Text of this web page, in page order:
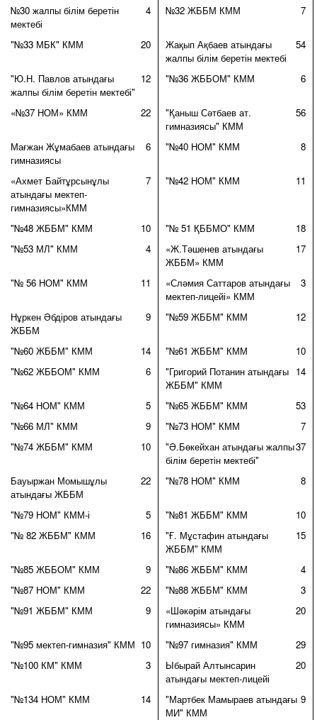
№30 жалпы білім беретін
мектебі
4 №32 ЖББМ КММ 7
"№33 МБК" КММ 20
Жақып Ақбаев атындағы
жалпы білім беретін мектебі
54
"Ю.Н. Павлов атындағы
жалпы білім беретін мектебі"
12 "№36 ЖББОМ" КММ 6
«№37 НОМ» КММ 22
"Қаныш Сәтбаев ат.
гимназиясы" КММ
56
Мағжан Жұмабаев атындағы
гимназиясы
6 "№40 НОМ" КММ 8
«Ахмет Байтұрсынұлы
атындағы мектеп-
гимназиясы»КММ
7 "№42 НОМ" КММ 11
"№48 ЖББМ" КММ 10 "№ 51 ҚББМО" КММ
18
"№53 МЛ" КММ
4
«Ж.Тәшенев атындағы
ЖББМ» КММ
17
"№ 56 НОМ" КММ 11
«Сләмия Саттаров атындағы
мектеп-лицейі» КММ
3
Нұркен Әбдіров атындағы
ЖББМ
9 "№59 ЖББМ" КММ 12
"№60 ЖББМ" КММ 14 "№61 ЖББМ" КММ
10
"№62 ЖББОМ" КММ
6
"Григорий Потанин атындағы
ЖББМ" КММ
14
"№64 НОМ" КММ 5 "№65 ЖББМ" КММ
53
"№66 МЛ" КММ
9 "№73 НОМ" КММ
7
"№74 ЖББМ" КММ
10
"Ә.Бөкейхан атындағы жалпы
білім беретін мектебі"
37
Бауыржан Момышұлы
атындағы ЖББМ
22 "№78 НОМ" КММ 8
"№79 НОМ" КММ-і 5 "№81 ЖББМ" КММ
10
"№ 82 ЖББМ" КММ
16
"Ғ. Мұстафин атындағы
ЖББМ" КММ
15
"№85 ЖББОМ" КММ 9 "№86 ЖББМ" КММ
4
"№87 НОМ" КММ
22 "№88 ЖББМ" КММ
3
"№91 ЖББМ" КММ
9
«Шәкәрім атындағы
гимназиясы» КММ
20
"№95 мектеп-гимназия" КММ 10 "№97 гимназия" КММ
29
"№100 КМ" КММ
3
Ыбырай Алтынсарин
атындағы мектеп-лицейі
20
"№134 НОМ" КММ 14
"Мартбек Мамыраев атындағы
МИ" КММ
9